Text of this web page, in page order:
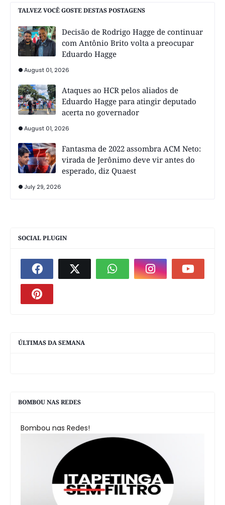
TALVEZ VOCÊ GOSTE DESTAS POSTAGENS
Decisão de Rodrigo Hagge de continuar
com Antônio Brito volta a preocupar
Eduardo Hagge
August 01, 2026
Ataques ao HCR pelos aliados de
Eduardo Hagge para atingir deputado
acerta no governador
August 01, 2026
Fantasma de 2022 assombra ACM Neto:
virada de Jerônimo deve vir antes do
esperado, diz Quaest
July 29, 2026
SOCIAL PLUGIN
ÚLTIMAS DA SEMANA
BOMBOU NAS REDES
Bombou nas Redes!